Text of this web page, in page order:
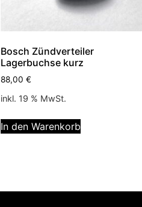
Bosch Zündverteiler
Lagerbuchse kurz
88,00 €
inkl. 19 % MwSt.
In den Warenkorb